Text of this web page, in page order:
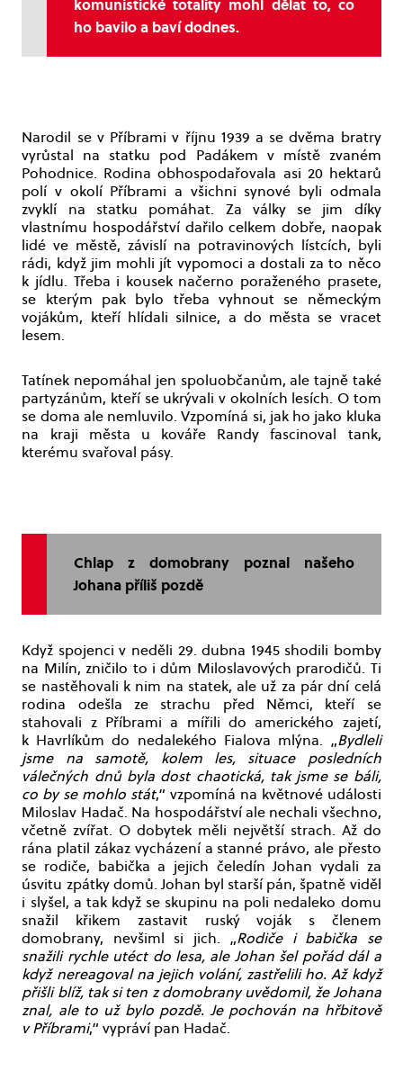
komunistické totality mohl dělat to, co
ho bavilo a baví dodnes.
Narodil se v Příbrami v říjnu 1939 a se dvěma bratry
vyrůstal na statku pod Padákem v místě zvaném
Pohodnice. Rodina obhospodařovala asi 20 hektarů
polí v okolí Příbrami a všichni synové byli odmala
zvyklí na statku pomáhat. Za války se jim díky
vlastnímu hospodářství dařilo celkem dobře, naopak
lidé ve městě, závislí na potravinových lístcích, byli
rádi, když jim mohli jít vypomoci a dostali za to něco
k jídlu. Třeba i kousek načerno poraženého prasete,
se kterým pak bylo třeba vyhnout se německým
vojákům, kteří hlídali silnice, a do města se vracet
lesem.
Tatínek nepomáhal jen spoluobčanům, ale tajně také
partyzánům, kteří se ukrývali v okolních lesích. O tom
se doma ale nemluvilo. Vzpomíná si, jak ho jako kluka
na kraji města u kováře Randy fascinoval tank,
kterému svařoval pásy.
Chlap z domobrany poznal našeho
Johana příliš pozdě
Když spojenci v neděli 29. dubna 1945 shodili bomby
na Milín, zničilo to i dům Miloslavových prarodičů. Ti
se nastěhovali k nim na statek, ale už za pár dní celá
rodina odešla ze strachu před Němci, kteří se
stahovali z Příbrami a mířili do amerického zajetí,
k Havrlíkům do nedalekého Fialova mlýna. „Bydleli
jsme na samotě, kolem les, situace posledních
válečných dnů byla dost chaotická, tak jsme se báli,
co by se mohlo stát,“ vzpomíná na květnové události
Miloslav Hadač. Na hospodářství ale nechali všechno,
včetně zvířat. O dobytek měli největší strach. Až do
rána platil zákaz vycházení a stanné právo, ale přesto
se rodiče, babička a jejich čeledín Johan vydali za
úsvitu zpátky domů. Johan byl starší pán, špatně viděl
i slyšel, a tak když se skupinu na poli nedaleko domu
snažil křikem zastavit ruský voják s členem
domobrany, nevšiml si jich. „Rodiče i babička se
snažili rychle utéct do lesa, ale Johan šel pořád dál a
když nereagoval na jejich volání, zastřelili ho. Až když
přišli blíž, tak si ten z domobrany uvědomil, že Johana
znal, ale to už bylo pozdě. Je pochován na hřbitově
v Příbrami,“ vypráví pan Hadač.